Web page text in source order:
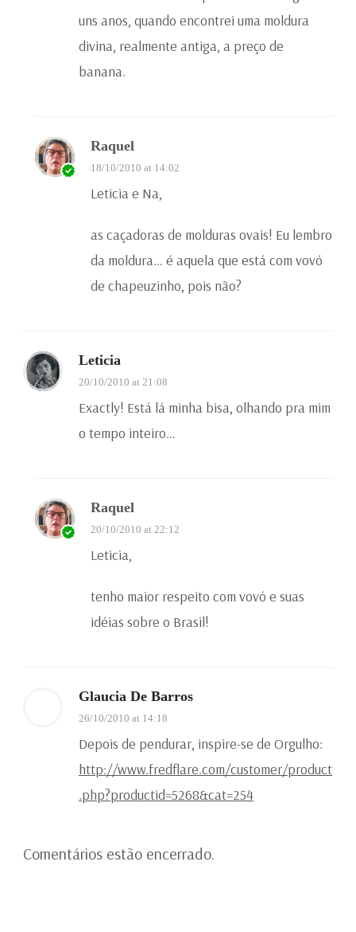
uns anos, quando encontrei uma moldura
divina, realmente antiga, a preço de
banana.
Raquel
18/10/2010 at 14:02
Leticia e Na,
as caçadoras de molduras ovais! Eu lembro
da moldura… é aquela que está com vovó
de chapeuzinho, pois não?
Leticia
20/10/2010 at 21:08
Exactly! Está lá minha bisa, olhando pra mim
o tempo inteiro…
Raquel
20/10/2010 at 22:12
Leticia,
tenho maior respeito com vovó e suas
idéias sobre o Brasil!
Glaucia De Barros
26/10/2010 at 14:18
Depois de pendurar, inspire-se de Orgulho:
http://www.fredflare.com/customer/product
.php?productid=5268&cat=254
Comentários estão encerrado.